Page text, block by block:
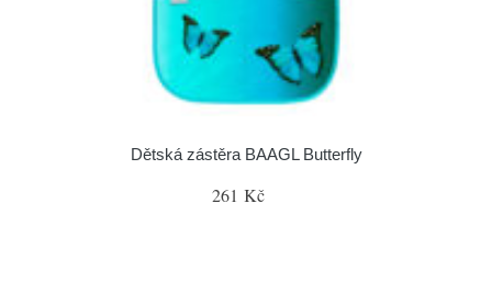
Dětská zástěra BAAGL Butterfly
261 Kč